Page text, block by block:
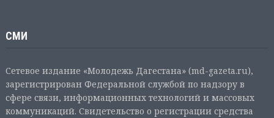
СМИ
Сетевое издание «Молодежь Дагестана» (md-gazeta.ru),
зарегистрирован Федеральной службой по надзору в
сфере связи, информационных технологий и массовых
коммуникаций. Свидетельство о регистрации средства